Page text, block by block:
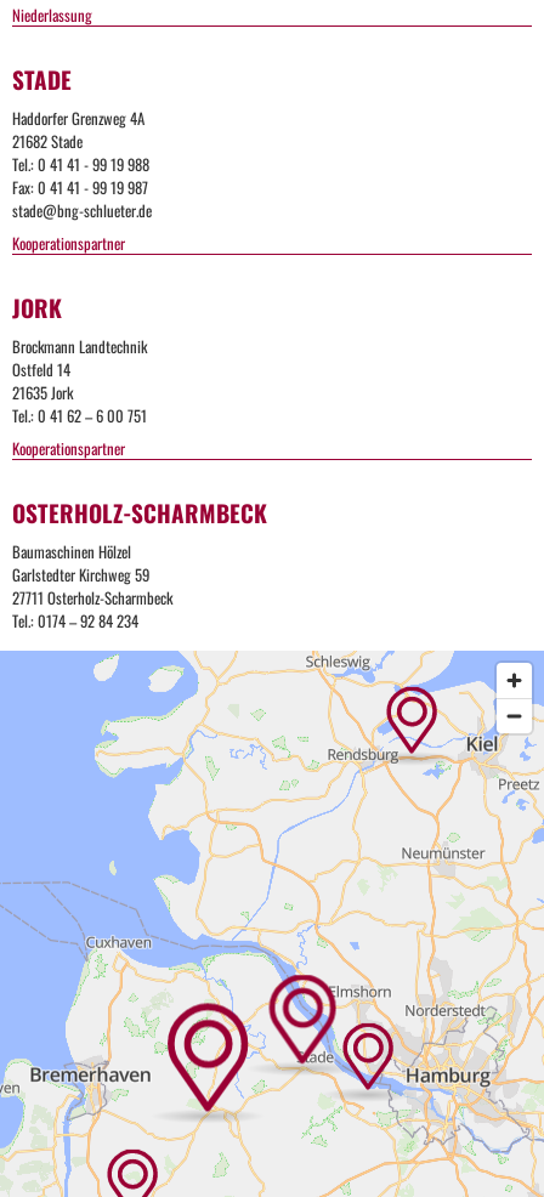
Niederlassung
STADE
Haddorfer Grenzweg 4A
21682 Stade
Tel.: 0 41 41 - 99 19 988
Fax: 0 41 41 - 99 19 987
stade@bng-schlueter.de
Kooperationspartner
JORK
Brockmann Landtechnik
Ostfeld 14
21635 Jork
Tel.: 0 41 62 – 6 00 751
Kooperationspartner
OSTERHOLZ-SCHARMBECK
Baumaschinen Hölzel
Garlstedter Kirchweg 59
27711 Osterholz-Scharmbeck
Tel.: 0174 – 92 84 234